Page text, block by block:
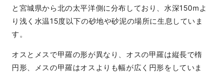
と宮城県から北の太平洋側に分布しており、水深150mよ
り浅く水温15度以下の砂地や砂泥の場所に生息していま
す。
オスとメスで甲羅の形が異なり、オスの甲羅は縦長で楕
円形、メスの甲羅はオスよりも幅が広く円形をしていま